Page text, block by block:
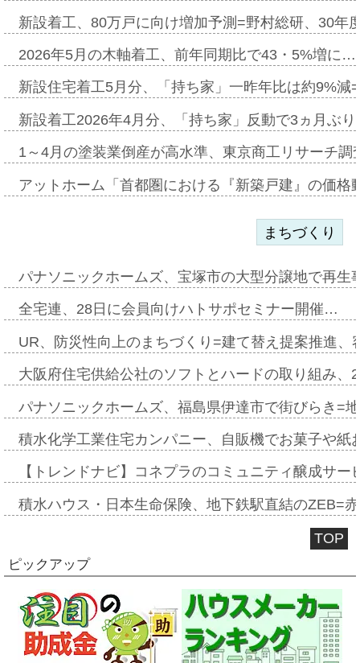
新設着工、80万戸に向け増加予測=野村総研、30年
2026年5月の木軸着工、前年同期比で43・5%増に…
新設住宅着工5月分、「持ち家」一昨年比は約9%
新設着工2026年4月分、「持ち家」反動で3ヵ月ぶ
1～4月の塗装業倒産が高水準、東京商工リサーチ
アットホーム「首都圏における『新築戸建』の価
まちづくり
パナソニックホームズ、宝塚市の大型分譲地で再
全宅連、28日に会員向けハトサポセミナー開催…
UR、防災性向上のまちづくり=建て替え提案推進
大阪府住宅供給公社のソフトとハードの取り組み
パナソニックホームズ、福島県伊達市で街びらき=
積水化学工業住宅カンパニー、自販機でお菓子や
【トレンドナビ】コネプラのコミュニティ醸成サ
積水ハウス・日本生命保険、地下鉄駅直結のZEB=
TOP
ピックアップ